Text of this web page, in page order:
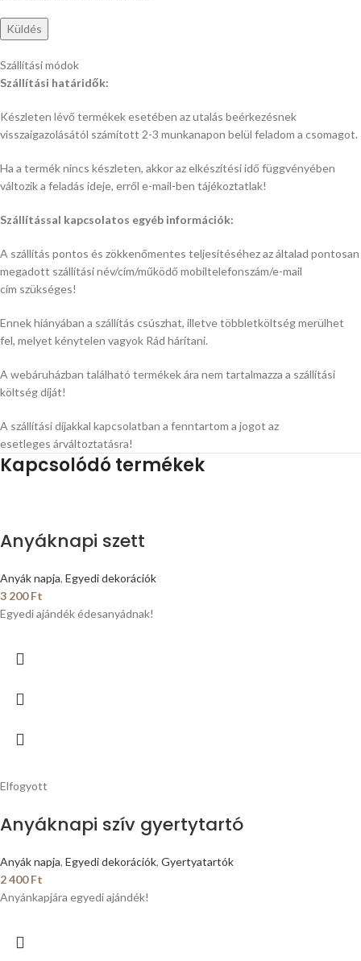
Szállítási módok
Szállítási határidők:
Készleten lévő termékek esetében az utalás beérkezésnek
visszaigazolásától számított 2-3 munkanapon belül feladom a csomagot.
Ha a termék nincs készleten, akkor az elkészítési idő függvényében
változik a feladás ideje, erről e-mail-ben tájékoztatlak!
Szállítással kapcsolatos egyéb információk:
A szállítás pontos és zökkenőmentes teljesítéséhez az általad pontosan
megadott szállítási név/cím/működő mobiltelefonszám/e-mail
cím szükséges!
Ennek hiányában a szállítás csúszhat, illetve többletköltség merülhet
fel, melyet kénytelen vagyok Rád hárítani.
A webáruházban található termékek ára nem tartalmazza a szállítási
költség díját!
A szállítási díjakkal kapcsolatban a fenntartom a jogot az
esetleges árváltoztatásra!
Kapcsolódó termékek
Anyáknapi szett
Anyák napja, Egyedi dekorációk
3 200Ft
Egyedi ajándék édesanyádnak!
Elfogyott
Anyáknapi szív gyertytartó
Anyák napja, Egyedi dekorációk, Gyertyatartók
2 400Ft
Anyánkapjára egyedi ajándék!